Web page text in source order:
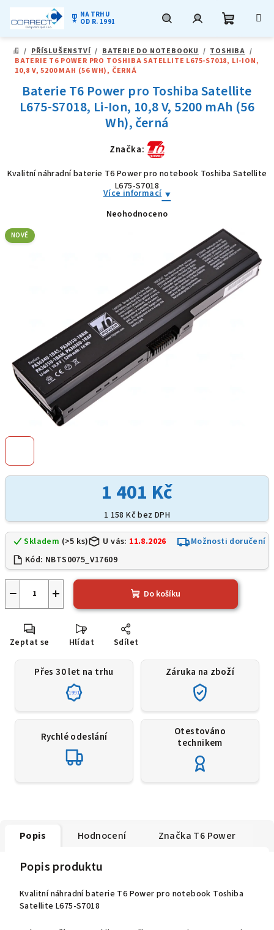
obsah
military_tech NA TRHU
OD R. 1991
DOMŮ
/ PŘÍSLUŠENSTVÍ / BATERIE DO NOTEBOOKU / TOSHIBA /
BATERIE T6 POWER PRO TOSHIBA SATELLITE L675-S7018, LI-ION,
10,8 V, 5200 MAH (56 WH), ČERNÁ
1 401 Kč
1 158 Kč bez DPH
Skladem (>5 ks) U vás: 11.8.2026
Možnosti doručení
Kód: NBTS0075_V17609
+
− Do košíku
Zeptat se Hlídat Sdílet
Baterie T6 Power pro Toshiba Satellite
L675-S7018, Li-Ion, 10,8 V, 5200 mAh (56
Wh), černá
Značka:
Kvalitní náhradní baterie T6 Power pro notebook Toshiba Satellite
L675-S7018
Více informací
Průměrné
hvězdiček.
Neohodnoceno
NOVÉ
Přes 30 let na trhu
1991
Záruka na zboží
Rychlé odeslání
Otestováno
technikem
Popis Hodnocení Značka T6 Power
Popis produktu
Kvalitní náhradní baterie T6 Power pro notebook Toshiba
Satellite L675-S7018